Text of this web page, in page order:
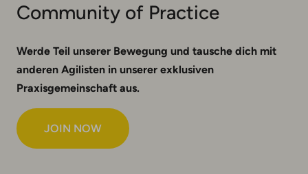
Community of Practice
Werde Teil unserer Bewegung und tausche dich mit
anderen Agilisten in unserer exklusiven
Praxisgemeinschaft aus.
JOIN NOW